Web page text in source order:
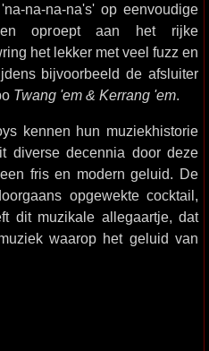
na-na-na's' op eenvoudige
oproept aan het rijke
het lekker met veel fuzz en
bijvoorbeeld de afsluiter
Twang 'em & Kerrang 'em.
kennen hun muziekhistorie
diverse decennia door deze
fris en modern geluid. De
opgewekte cocktail,
dit muzikale allegaartje, dat
waarop het geluid van